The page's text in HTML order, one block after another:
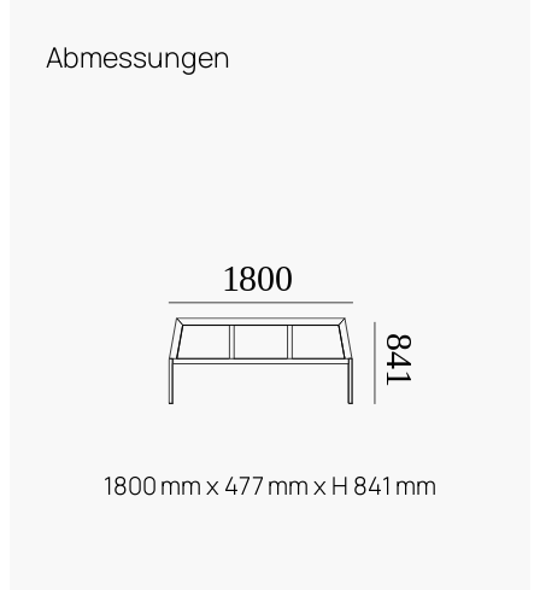
Abmessungen
1800 mm x 477 mm x H 841 mm